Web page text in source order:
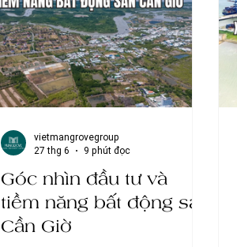
không gian đô thị với quy hoạch quy
mô lớn Theo thông tin được Tập đoàn
Vingr
Góc nhìn đầu tư và
tiềm năng bất động sản
Cần Giờ
vietmangrovegroup
27 thg 6
9 phút đọc